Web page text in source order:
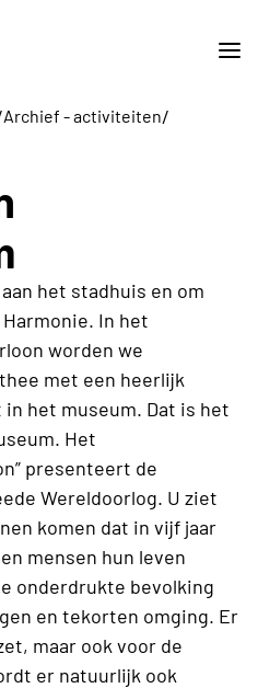
Archief - activiteiten/
het stadhuis en om
Harmonie. In het
worden we
met een heerlijk
het museum. Dat is het
Het
presenteert de
Wereldoorlog. U ziet
komen dat in vijf jaar
mensen hun leven
onderdrukte bevolking
en tekorten omging. Er
maar ook voor de
er natuurlijk ook